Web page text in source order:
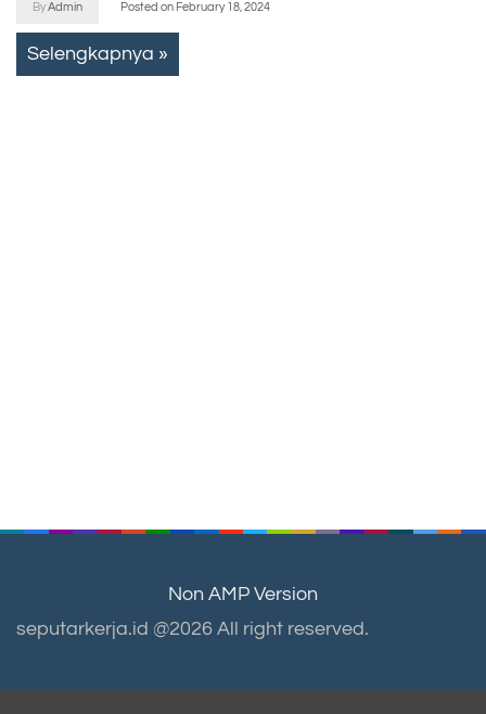
ByAdmin Posted on February 18, 2024
Selengkapnya »
Non AMP Version
seputarkerja.id @2026 All right reserved.